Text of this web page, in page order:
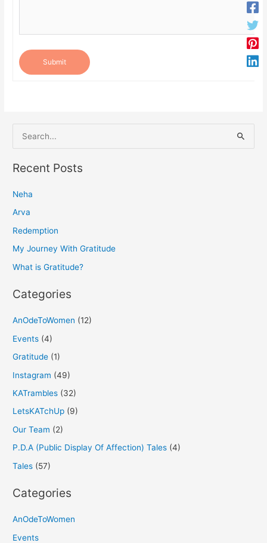
Submit
e
a
c
h
f
o
Recent Posts
Neha
Arva
Redemption
My Journey With Gratitude
What is Gratitude?
Categories
AnOdeToWomen (12)
Events (4)
Gratitude (1)
Instagram (49)
KATrambles (32)
LetsKATchUp (9)
Our Team (2)
P.D.A (Public Display Of Affection) Tales (4)
Tales (57)
Categories
AnOdeToWomen
Events